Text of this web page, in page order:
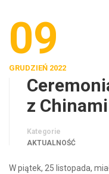
09
GRUDZIEŃ 2022
z Chinami
Kategorie
AKTUALNOŚĆ
W piątek, 25 listopada,